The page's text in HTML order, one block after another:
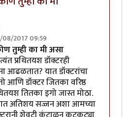
08/2017 09:59
toदुर्दैवाने खऱ्या गुरूंपेक्षा
तुम्ही का मी असा
प्रथितयश डॉक्टरही
आढळतात? यात डॉक्टरांचा
आणि डॉक्टर जितका वरिष्ठ
तितका इगो जास्त मोठा.
अतिशय सज्जन अशा आमच्या